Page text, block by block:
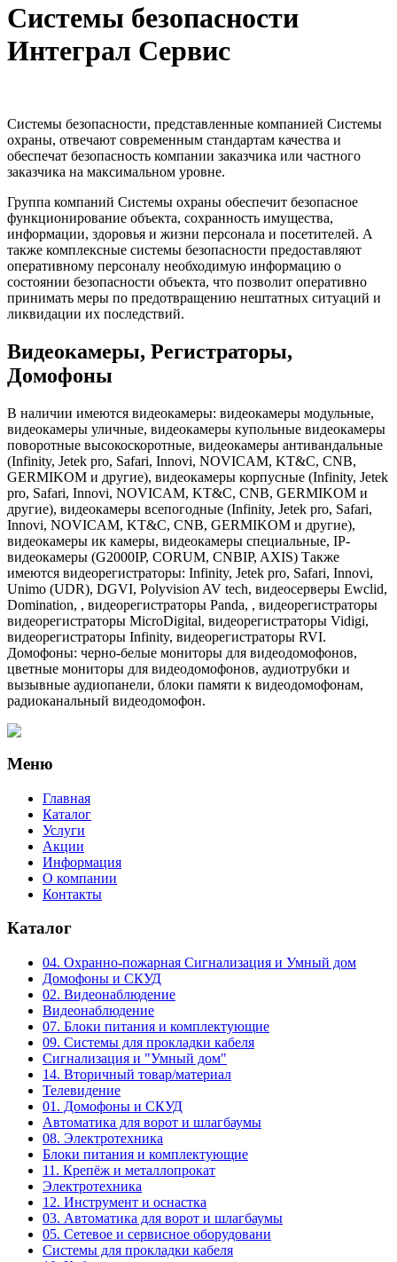
Системы безопасности
Интеграл Сервис
Системы безопасности, представленные компанией Системы
охраны, отвечают современным стандартам качества и
обеспечат безопасность компании заказчика или частного
заказчика на максимальном уровне.
Группа компаний Системы охраны обеспечит безопасное
функционирование объекта, сохранность имущества,
информации, здоровья и жизни персонала и посетителей. А
также комплексные системы безопасности предоставляют
оперативному персоналу необходимую информацию о
состоянии безопасности объекта, что позволит оперативно
принимать меры по предотвращению нештатных ситуаций и
ликвидации их последствий.
Видеокамеры, Регистраторы,
Домофоны
В наличии имеются видеокамеры: видеокамеры модульные,
видеокамеры уличные, видеокамеры купольные видеокамеры
поворотные высокоскоротные, видеокамеры антивандальные
(Infinity, Jetek pro, Safari, Innovi, NOVICAM, KT&C, CNB,
GERMIKOM и другие), видеокамеры корпусные (Infinity, Jetek
pro, Safari, Innovi, NOVICAM, KT&C, CNB, GERMIKOM и
другие), видеокамеры всепогодные (Infinity, Jetek pro, Safari,
Innovi, NOVICAM, KT&C, CNB, GERMIKOM и другие),
видеокамеры ик камеры, видеокамеры специальные, IP-
видеокамеры (G2000IP, CORUM, CNBIP, AXIS) Также
имеются видеорегистраторы: Infinity, Jetek pro, Safari, Innovi,
Unimo (UDR), DGVI, Polyvision AV tech, видеосерверы Ewclid,
Domination, , видеорегистраторы Panda, , видеорегистраторы
видеорегистраторы MicroDigital, видеорегистраторы Vidigi,
видеорегистраторы Infinity, видеорегистраторы RVI.
Домофоны: черно-белые мониторы для видеодомофонов,
цветные мониторы для видеодомофонов, аудиотрубки и
вызывные аудиопанели, блоки памяти к видеодомофонам,
радиоканальный видеодомофон.
Меню
Главная
Каталог
Услуги
Акции
Информация
О компании
Контакты
Каталог
04. Охранно-пожарная Сигнализация и Умный дом
Домофоны и СКУД
02. Видеонаблюдение
Видеонаблюдение
07. Блоки питания и комплектующие
09. Системы для прокладки кабеля
Сигнализация и "Умный дом"
14. Вторичный товар/материал
Телевидение
01. Домофоны и СКУД
Автоматика для ворот и шлагбаумы
08. Электротехника
Блоки питания и комплектующие
11. Крепёж и металлопрокат
Электротехника
12. Инструмент и оснастка
03. Автоматика для ворот и шлагбаумы
05. Сетевое и сервисное оборудовани
Системы для прокладки кабеля